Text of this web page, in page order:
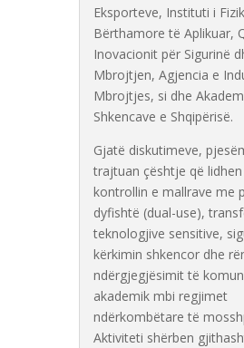
Eksporteve, Instituti i
Bërthamore të Aplikuar,
Inovacionit për Sigurinë
Mbrojtjen, Agjencia e
Mbrojtjes, si dhe
Shkencave e Shqipërisë.
Gjatë diskutimeve,
trajtuan çështje që
kontrollin e mallrave me
dyfishtë (dual-use),
teknologjive sensitive,
kërkimin shkencor dhe
ndërgjegjësimit të
akademik mbi regjimet
ndërkombëtare të
Aktiviteti shërben